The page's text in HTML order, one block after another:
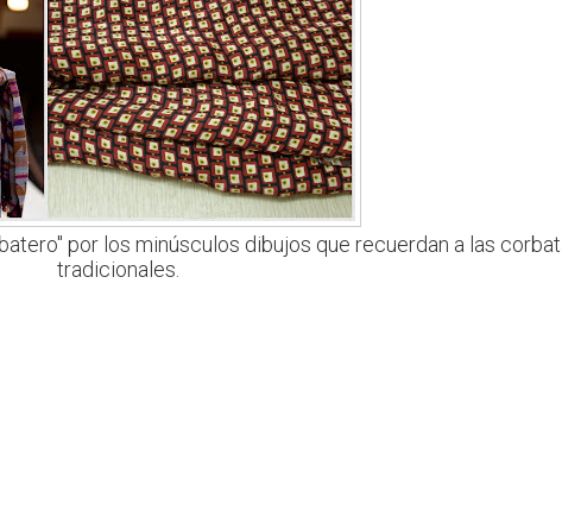
por los minúsculos dibujos que recuerdan a las
tradicionales.